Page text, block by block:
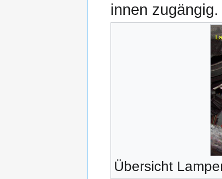
innen zugängig.
Übersicht